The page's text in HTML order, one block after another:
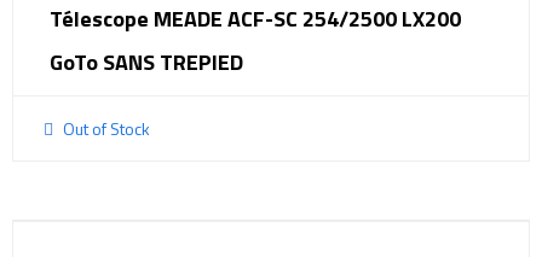
Télescope MEADE ACF-SC 254/2500 LX200
GoTo SANS TREPIED
Out of Stock